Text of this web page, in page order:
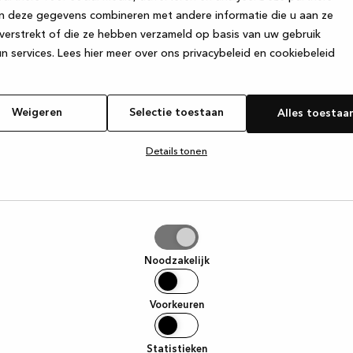
deze gegevens combineren met andere informatie die u aan ze
of die ze hebben verzameld op basis van uw gebruik
services. Lees hier meer over ons privacybeleid en cookiebeleid
Weigeren Selectie toestaan Alles
Details tonen
Noodzakelijk
Voorkeuren
Statistieken
has occurred while loadingwww.kvik.be (see the